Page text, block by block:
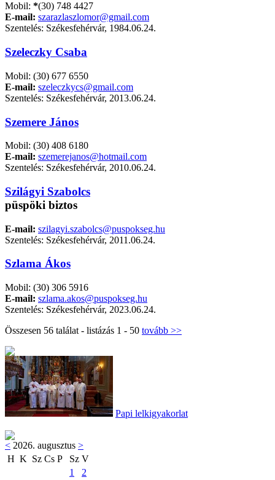
Mobil: *(30) 748 4427
E-mail: szarazlaszlomor@gmail.com
Szentelés: Székesfehérvár, 1984.06.24.
Szeleczky Csaba
Mobil: (30) 677 6550
E-mail: szeleczkycs@gmail.com
Szentelés: Székesfehérvár, 2013.06.24.
Szemere János
Mobil: (30) 408 6180
E-mail: szemerejanos@hotmail.com
Szentelés: Székesfehérvár, 2010.06.24.
Szilágyi Szabolcs
püspöki biztos
E-mail: szilagyi.szabolcs@puspokseg.hu
Szentelés: Székesfehérvár, 2011.06.24.
Szlama Ákos
Mobil: (30) 306 5916
E-mail: szlama.akos@puspokseg.hu
Szentelés: Székesfehérvár, 2023.06.24.
Összesen 56 találat - listázás 1 - 50 tovább >>
Papi lelkigyakorlat
< 2026. augusztus >
H K Sz Cs P Sz V
1
2